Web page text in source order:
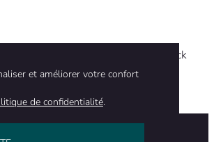
et améliorer votre confort
de confidentialité.
Feedback. Science Feedback